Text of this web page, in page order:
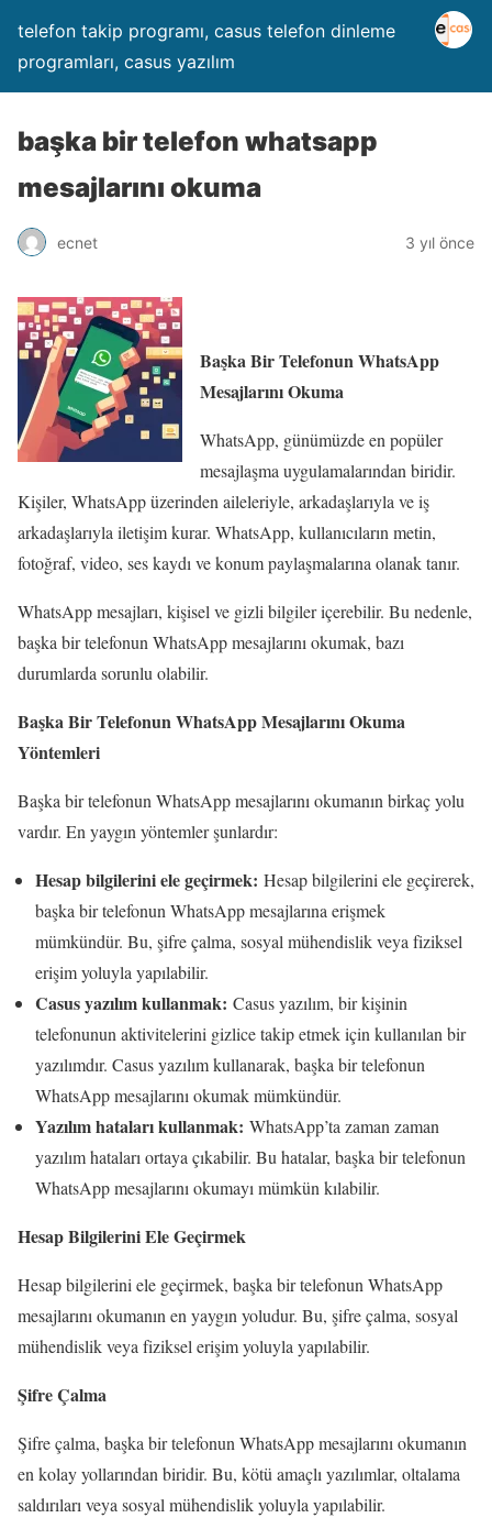
telefon takip programı, casus telefon dinleme
programları, casus yazılım
başka bir telefon whatsapp
mesajlarını okuma
ecnet 3 yıl önce
Başka Bir Telefonun WhatsApp
Mesajlarını Okuma
WhatsApp, günümüzde en popüler
mesajlaşma uygulamalarından biridir.
Kişiler, WhatsApp üzerinden aileleriyle, arkadaşlarıyla ve iş
arkadaşlarıyla iletişim kurar. WhatsApp, kullanıcıların metin,
fotoğraf, video, ses kaydı ve konum paylaşmalarına olanak tanır.
WhatsApp mesajları, kişisel ve gizli bilgiler içerebilir. Bu nedenle,
başka bir telefonun WhatsApp mesajlarını okumak, bazı
durumlarda sorunlu olabilir.
Başka Bir Telefonun WhatsApp Mesajlarını Okuma
Yöntemleri
Başka bir telefonun WhatsApp mesajlarını okumanın birkaç yolu
vardır. En yaygın yöntemler şunlardır:
Hesap bilgilerini ele geçirmek: Hesap bilgilerini ele geçirerek,
başka bir telefonun WhatsApp mesajlarına erişmek
mümkündür. Bu, şifre çalma, sosyal mühendislik veya fiziksel
erişim yoluyla yapılabilir.
Casus yazılım kullanmak: Casus yazılım, bir kişinin
telefonunun aktivitelerini gizlice takip etmek için kullanılan bir
yazılımdır. Casus yazılım kullanarak, başka bir telefonun
WhatsApp mesajlarını okumak mümkündür.
Yazılım hataları kullanmak: WhatsApp’ta zaman zaman
yazılım hataları ortaya çıkabilir. Bu hatalar, başka bir telefonun
WhatsApp mesajlarını okumayı mümkün kılabilir.
Hesap Bilgilerini Ele Geçirmek
Hesap bilgilerini ele geçirmek, başka bir telefonun WhatsApp
mesajlarını okumanın en yaygın yoludur. Bu, şifre çalma, sosyal
mühendislik veya fiziksel erişim yoluyla yapılabilir.
Şifre Çalma
Şifre çalma, başka bir telefonun WhatsApp mesajlarını okumanın
en kolay yollarından biridir. Bu, kötü amaçlı yazılımlar, oltalama
saldırıları veya sosyal mühendislik yoluyla yapılabilir.